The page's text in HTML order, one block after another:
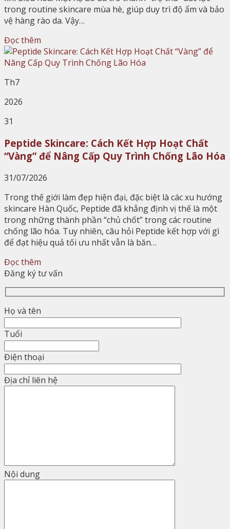
trong routine skincare mùa hè, giúp duy trì độ ẩm và bảo
vệ hàng rào da. Vậy…
Đọc thêm
Th7
2026
31
Peptide Skincare: Cách Kết Hợp Hoạt Chất
“Vàng” để Nâng Cấp Quy Trình Chống Lão Hóa
31/07/2026
Trong thế giới làm đẹp hiện đại, đặc biệt là các xu hướng
skincare Hàn Quốc, Peptide đã khẳng định vị thế là một
trong những thành phần “chủ chốt” trong các routine
chống lão hóa. Tuy nhiên, câu hỏi Peptide kết hợp với gì
để đạt hiệu quả tối ưu nhất vẫn là băn…
Đọc thêm
Đăng ký tư vấn
Họ và tên
Tuổi
Điện thoại
Địa chỉ liên hệ
Nội dung